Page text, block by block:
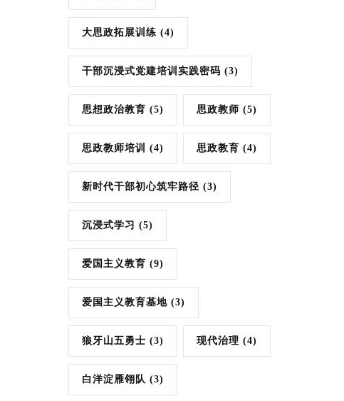
大思政拓展训练 (4)
干部沉浸式党建培训实践密码 (3)
思想政治教育 (5) 思政教师 (5)
思政教师培训 (4) 思政教育 (4)
新时代干部初心筑牢路径 (3)
沉浸式学习 (5)
爱国主义教育 (9)
爱国主义教育基地 (3)
狼牙山五勇士 (3) 现代治理 (4)
白洋淀雁翎队 (3)